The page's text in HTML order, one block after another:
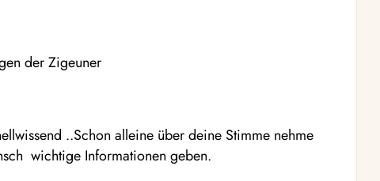
der Zigeuner
..Schon alleine über deine Stimme nehme
wichtige Informationen geben.